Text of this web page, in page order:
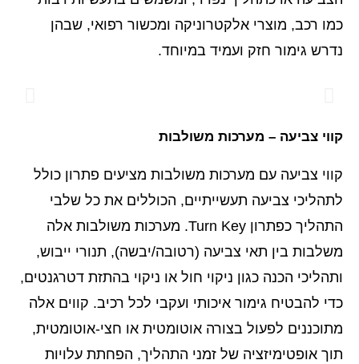
כמו רכב, מוצרי אלקטרוניקה ומכשור רפואי, שבהן
נדרש גימור חזק ועמיד במיוחד.
קווי צביעה – מערכות משולבות
קווי צביעה עם מערכות משולבות מציעים פתרון כולל
לתהליכי צביעה תעשייתיים, הכוללים את כל שלבי
התהליך כפתרון Turn Key. מערכות משולבות אלה
משלבות בין תאי צביעה (רטובה/יבשה), תנורי ייבוש,
ותהליכי הכנה כגון ניקוי חול או ניקוי בהתזת דטרגנטים,
כדי להבטיח גימור איכותי ועקבי לכל רכיב. קווים אלה
מתוכננים לפעול בצורה אוטומטית או חצי-אוטומטית,
תוך אופטימיזציה של זמני התהליך, הפחתת עלויות